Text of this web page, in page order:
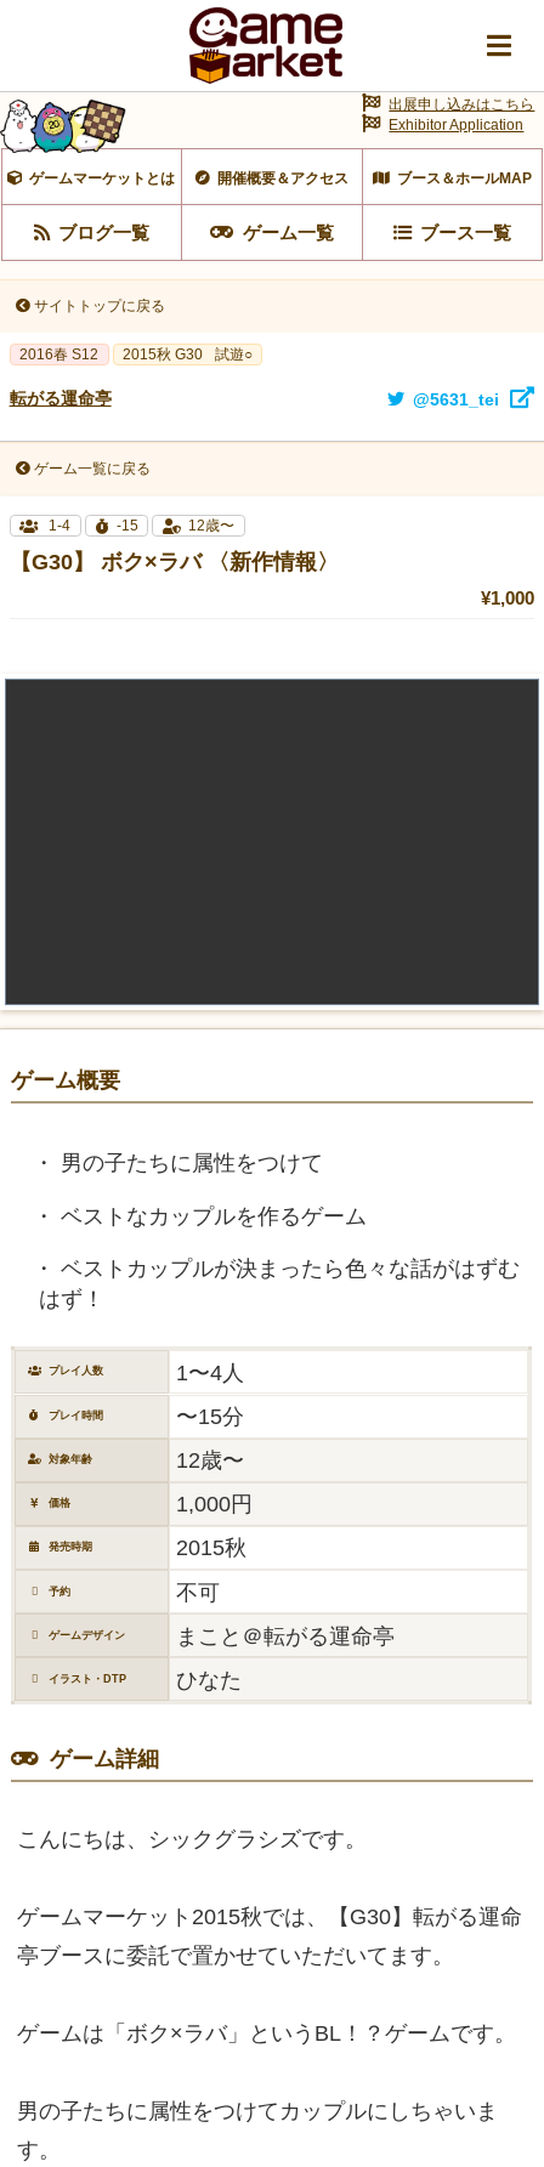
ゲームマーケットとは 開催概要＆アクセス ブース＆ホールMAP
ブログ一覧 ゲーム一覧 ブース一覧
出展申し込みはこちら
Exhibitor Application
サイトトップに戻る
2016春 S12 2015秋 G30 試遊○
転がる運命亭 @5631_tei
ゲーム一覧に戻る
1-4 -15 12歳〜
【G30】 ボク×ラバ 〈新作情報〉
¥1,000
ゲーム概要
男の子たちに属性をつけて
ベストなカップルを作るゲーム
ベストカップルが決まったら色々な話がはずむ
はず！
プレイ人数 1〜4人
プレイ時間 〜15分
対象年齢 12歳〜
価格 1,000円
発売時期 2015秋
予約 不可
ゲームデザイン まこと＠転がる運命亭
イラスト・DTP ひなた
ゲーム詳細
こんにちは、シックグラシズです。
ゲームマーケット2015秋では、【G30】転がる運命
亭ブースに委託で置かせていただいてます。
ゲームは「ボク×ラバ」というBL！？ゲームです。
男の子たちに属性をつけてカップルにしちゃいま
す。